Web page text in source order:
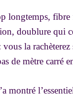
longtemps, fibre
doublure qui
la rachèterez
de mètre carré
montré